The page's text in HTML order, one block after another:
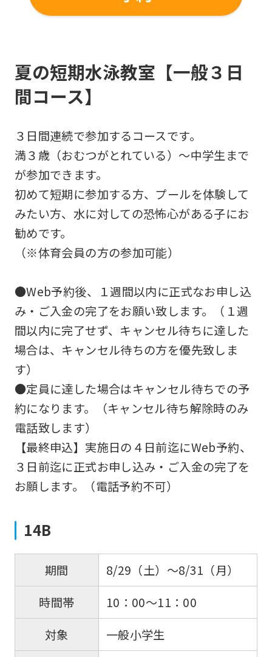
夏の短期水泳教室【一般３日
間コース】
３日間連続で参加するコースです。
満３歳（おむつがとれている）〜中学生まで
が参加できます。
初めて短期に参加する方、プールを体験して
みたい方、水に対しての恐怖心がある子にお
勧めです。
（※体育会員の方の参加可能）
●Web予約後、１週間以内に正式なお申し込
み・ご入金の完了をお願い致します。（１週
間以内に完了せず、キャンセル待ちに達した
場合は、キャンセル待ちの方を優先致しま
す）
●定員に達した場合はキャンセル待ちでの予
約になります。（キャンセル待ち解除時のみ
電話致します）
【最終申込】実施日の４日前迄にWeb予約、
３日前迄に正式お申し込み・ご入金の完了を
お願します。（電話予約不可）
14B
期間
8/29（土）～8/31（月）
時間帯
10：00～11：00
対象
一般小学生